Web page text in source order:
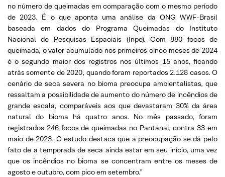
no número de queimadas em comparação com o mesmo período
de 2023. É o que aponta uma análise da ONG WWF-Brasil
baseada em dados do Programa Queimadas do Instituto
Nacional de Pesquisas Espaciais (Inpe). Com 880 focos de
queimada, o valor acumulado nos primeiros cinco meses de 2024
é o segundo maior dos registros nos últimos 15 anos, ficando
atrás somente de 2020, quando foram reportados 2.128 casos. O
cenário de seca severa no bioma preocupa ambientalistas, que
ressaltam a possibilidade de aumento do número de incêndios de
grande escala, comparáveis aos que devastaram 30% da área
natural do bioma há quatro anos. No mês passado, foram
registrados 246 focos de queimadas no Pantanal, contra 33 em
maio de 2023. O estudo destaca que a preocupação se dá pelo
fato de a temporada de seca ainda estar em seu início, uma vez
que os incêndios no bioma se concentram entre os meses de
agosto e outubro, com pico em setembro.”